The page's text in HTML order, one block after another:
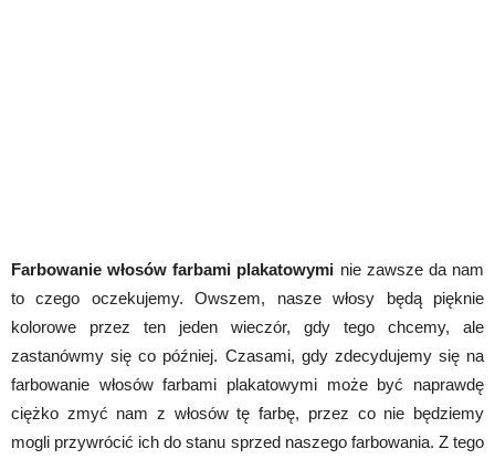
Farbowanie włosów farbami plakatowymi nie zawsze da nam
to czego oczekujemy. Owszem, nasze włosy będą pięknie
kolorowe przez ten jeden wieczór, gdy tego chcemy, ale
zastanówmy się co później. Czasami, gdy zdecydujemy się na
farbowanie włosów farbami plakatowymi może być naprawdę
ciężko zmyć nam z włosów tę farbę, przez co nie będziemy
mogli przywrócić ich do stanu sprzed naszego farbowania. Z tego